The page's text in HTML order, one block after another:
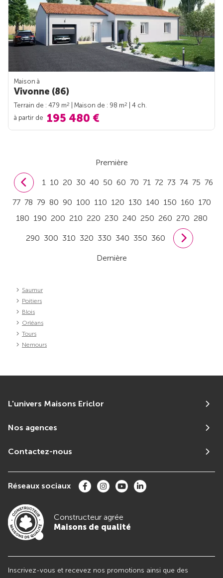
Maison à
Vivonne (86)
Terrain de : 479 m2 | Maison de : 98 m2
| 4 ch.
à partir de 195 480 €
Première
1 10 20 30 40 50 60 70 71 72 73 74 75 76
77 78 79 80 90 100 110 120 130 140 150 160 170
180 190 200 210 220 230 240 250 260 270 280
290 300 310 320 330 340 350 360
Dernière
Saumur
Poitiers
Blois
Orléans
Tours
Nemours
L'univers Maisons Ericlor
Nos agences
Contactez-nous
Réseaux sociaux
Constructeur agrée
Maisons de qualité
Inscrivez-vous et recevez nos promotions ainsi que des